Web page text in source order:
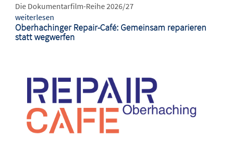
Die Dokumentarfilm-Reihe 2026/27
weiterlesen
Oberhachinger Repair-Café: Gemeinsam reparieren
statt wegwerfen